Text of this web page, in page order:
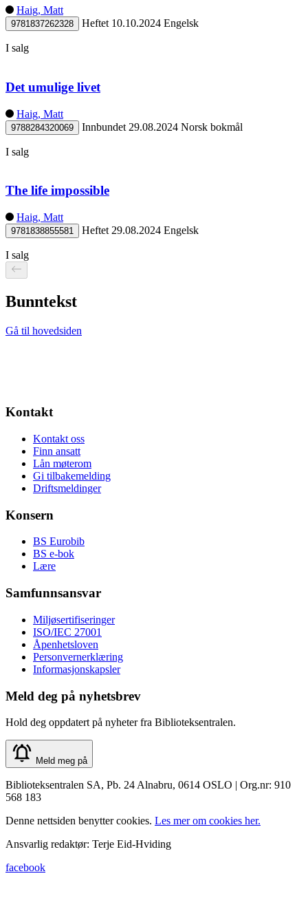
Haig, Matt
9781837262328 Heftet 10.10.2024 Engelsk
I salg
Det umulige livet
Haig, Matt
9788284320069 Innbundet 29.08.2024 Norsk bokmål
I salg
The life impossible
Haig, Matt
9781838855581 Heftet 29.08.2024 Engelsk
I salg
Bunntekst
Gå til hovedsiden
Kontakt
Kontakt oss
Finn ansatt
Lån møterom
Gi tilbakemelding
Driftsmeldinger
Konsern
BS Eurobib
BS e-bok
Lære
Samfunnsansvar
Miljøsertifiseringer
ISO/IEC 27001
Åpenhetsloven
Personvernerklæring
Informasjonskapsler
Meld deg på nyhetsbrev
Hold deg oppdatert på nyheter fra Biblioteksentralen.
Meld meg på
Biblioteksentralen SA, Pb. 24 Alnabru, 0614 OSLO | Org.nr: 910
568 183
Denne nettsiden benytter cookies. Les mer om cookies her.
Ansvarlig redaktør: Terje Eid-Hviding
facebook